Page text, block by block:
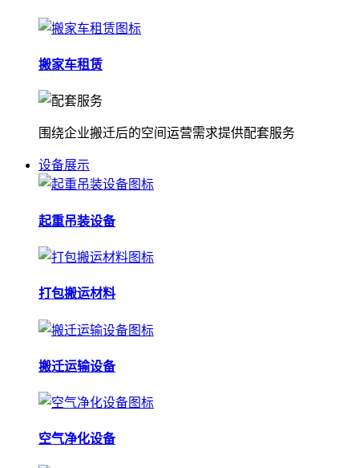
搬家车租赁
围绕企业搬迁后的空间运营需求提供配套服务
设备展示
起重吊装设备
打包搬运材料
搬迁运输设备
空气净化设备